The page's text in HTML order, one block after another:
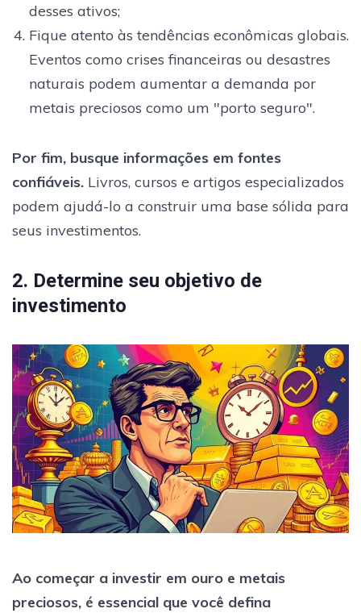
desses ativos;
Fique atento às tendências econômicas globais.
Eventos como crises financeiras ou desastres
naturais podem aumentar a demanda por
metais preciosos como um "porto seguro".
Por fim, busque informações em fontes
confiáveis. Livros, cursos e artigos especializados
podem ajudá-lo a construir uma base sólida para
seus investimentos.
2. Determine seu objetivo de
investimento
Ao começar a investir em ouro e metais
preciosos, é essencial que você defina